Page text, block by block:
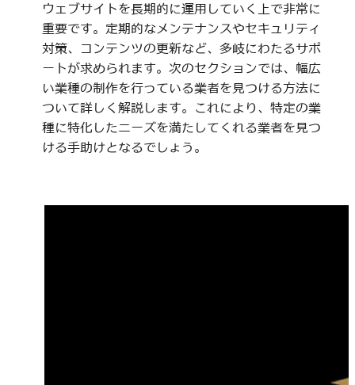
ウェブサイトを長期的に運用していく上で非常に
重要です。定期的なメンテナンスやセキュリティ
対策、コンテンツの更新など、多岐にわたるサポ
ートが求められます。次のセクションでは、幅広
い業種の制作を行っている業者を見つける方法に
ついて詳しく解説します。これにより、特定の業
種に特化したニーズを満たしてくれる業者を見つ
ける手助けとなるでしょう。